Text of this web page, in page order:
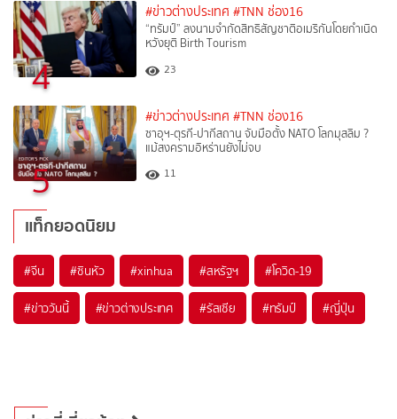
4
#ข่าวต่างประเทศ #TNN ช่อง16
“ทรัมป์” ลงนามจำกัดสิทธิสัญชาติอเมริกันโดยกำเนิด
หวังยุติ Birth Tourism
23
5
#ข่าวต่างประเทศ #TNN ช่อง16
ซาอุฯ-ตุรกี-ปากีสถาน จับมือตั้ง NATO โลกมุสลิม ?
แม้สงครามอิหร่านยังไม่จบ
11
แท็กยอดนิยม
#จีน #ซินหัว #xinhua #สหรัฐฯ #โควิด-19
#ข่าววันนี้ #ข่าวต่างประเทศ #รัสเซีย #ทรัมป์ #ญี่ปุ่น